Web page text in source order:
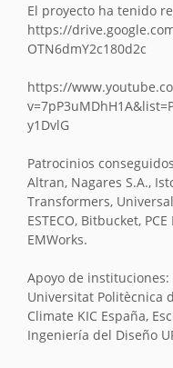
El proyecto ha tenido
https://
OTN6dmY2c180d2c
https://
y1DvlG
Patrocinios
Altran, Nagares S.A.,
Transformers,
ESTECO, Bitbucket,
EMWorks.
Apoyo de instituciones:
Universitat Politècnica
Climate KIC España,
Ingeniería del Diseño